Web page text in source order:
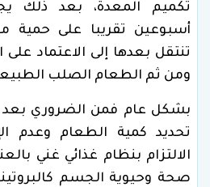
تكميم المعدة، بعد ذلك
أسبوعين تقريبا على حمية
تنتقل بعدها إلى الاعتماد
ومن ثم الطعام الصلب
بشكل عام فمن الضروري بعد
تحديد كمية الطعام وعدم
الالتزام بنظام غذائي غني
صحة وحيوية الجسم